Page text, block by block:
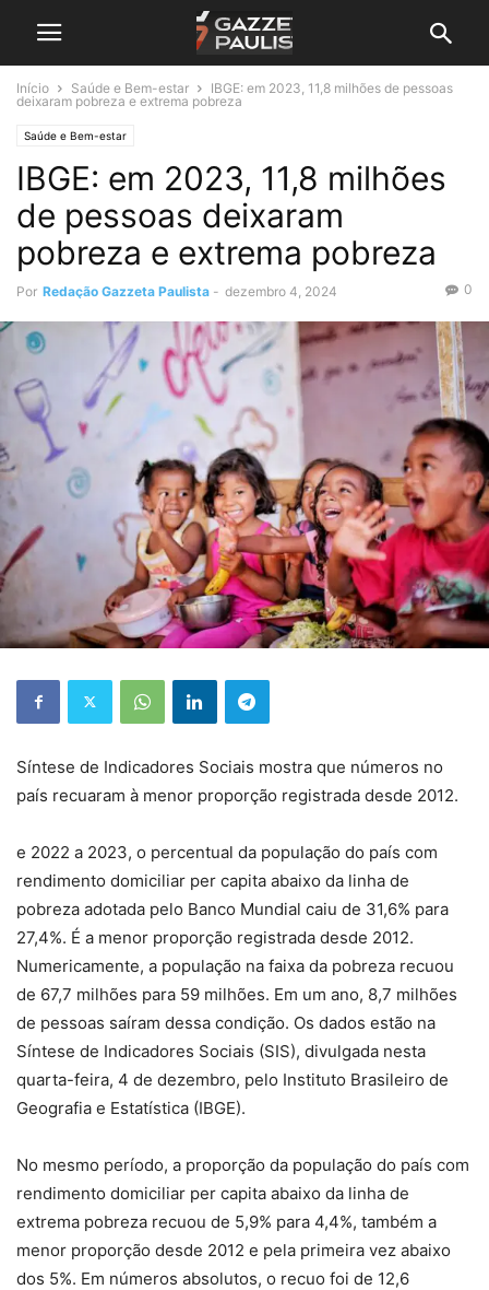
Início Saúde e Bem-estar
IBGE: em 2023, 11,8 milhões de pessoas
deixaram pobreza e extrema pobreza
Saúde e Bem-estar
IBGE: em 2023, 11,8 milhões
de pessoas deixaram
pobreza e extrema pobreza
Por Redação Gazzeta Paulista - dezembro 4, 2024 0
Síntese de Indicadores Sociais mostra que números no
país recuaram à menor proporção registrada desde 2012.
e 2022 a 2023, o percentual da população do país com
rendimento domiciliar per capita abaixo da linha de
pobreza adotada pelo Banco Mundial caiu de 31,6% para
27,4%. É a menor proporção registrada desde 2012.
Numericamente, a população na faixa da pobreza recuou
de 67,7 milhões para 59 milhões. Em um ano, 8,7 milhões
de pessoas saíram dessa condição. Os dados estão na
Síntese de Indicadores Sociais (SIS), divulgada nesta
quarta-feira, 4 de dezembro, pelo Instituto Brasileiro de
Geografia e Estatística (IBGE).
No mesmo período, a proporção da população do país com
rendimento domiciliar per capita abaixo da linha de
extrema pobreza recuou de 5,9% para 4,4%, também a
menor proporção desde 2012 e pela primeira vez abaixo
dos 5%. Em números absolutos, o recuo foi de 12,6